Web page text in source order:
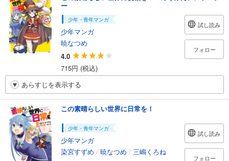
ー
少年・青年マンガ
少年マンガ
暁なつめ
4.0
715円 (税込)
試し読み
フォロー
あらすじを表示する
この素晴らしい世界に日常を！
少年・青年マンガ
少年マンガ
染宮すずめ / 暁なつめ / 三嶋くろね
試し読み
フォロー